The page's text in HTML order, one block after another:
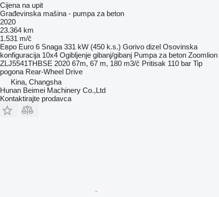
Cijena na upit
Građevinska mašina - pumpa za beton
2020
23.364 km
1.531 m/č
Евро Euro 6 Snaga 331 kW (450 k.s.) Gorivo dizel Osovinska
konfiguracija 10x4 Ogibljenje gibanj/gibanj Pumpa za beton Zoomlion
ZLJ5541THBSE 2020 67m, 67 m, 180 m3/č Pritisak 110 bar Tip
pogona Rear-Wheel Drive
Kina, Changsha
Hunan Beimei Machinery Co.,Ltd
Kontaktirajte prodavca